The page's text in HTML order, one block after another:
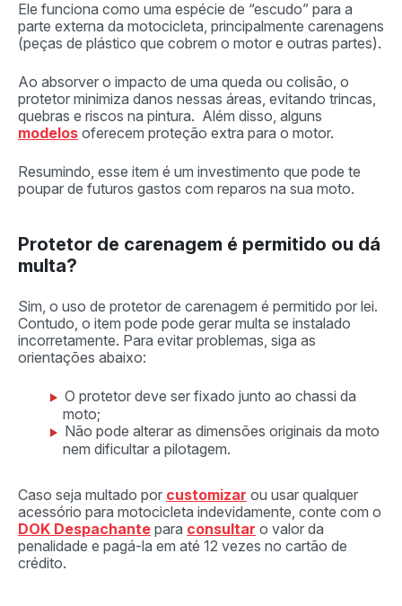
Ele funciona como uma espécie de “escudo” para a
parte externa da motocicleta, principalmente carenagens
(peças de plástico que cobrem o motor e outras partes).
Ao absorver o impacto de uma queda ou colisão, o
protetor minimiza danos nessas áreas, evitando trincas,
quebras e riscos na pintura. Além disso, alguns
modelos oferecem proteção extra para o motor.
Resumindo, esse item é um investimento que pode te
poupar de futuros gastos com reparos na sua moto.
Protetor de carenagem é permitido ou dá
multa?
Sim, o uso de protetor de carenagem é permitido por lei.
Contudo, o item pode pode gerar multa se instalado
incorretamente. Para evitar problemas, siga as
orientações abaixo:
O protetor deve ser fixado junto ao chassi da
moto;
Não pode alterar as dimensões originais da moto
nem dificultar a pilotagem.
Caso seja multado por customizar ou usar qualquer
acessório para motocicleta indevidamente, conte com o
DOK Despachante para consultar o valor da
penalidade e pagá-la em até 12 vezes no cartão de
crédito.